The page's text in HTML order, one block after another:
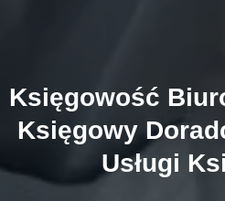
Księgowość
Księgowy
Usługi